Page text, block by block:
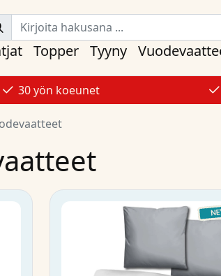
Topper Tyyny
30 yön koeunet